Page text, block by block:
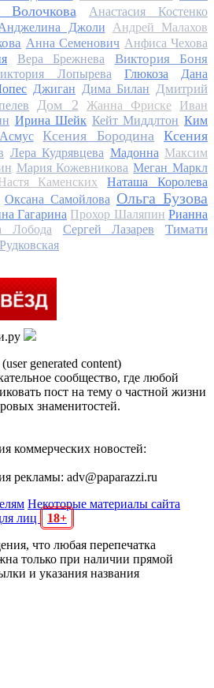
Волочкова Анастасия Костенко
Джоли
Андрей Малахов
Анна Семенович Анфиса Чехова
Вера Брежнева Виктория Боня
Лопырева Глюкоза
Дана
Джиган Дима Билан Дмитрий
Дом 2 Жанна Фриске
Иван
Ирина Шейк Кейт Миддлтон Ким
Ксения Бородина
Ксения
Лера Кудрявцева Мадонна Максим
Мария Кожевникова Меган Маркл
Каменских
Наташа Королева
Оксана Самойлова Ольга Бузова
Гагарина Прохор Шаляпин Рианна
Лобода Сергей Лазарев
Тимати
generated content)
сообщество, где любой
пост на тему о частной жизни
знаменитостей.
коммерческих новостей:
рекламы: adv@paparazzi.ru
Некоторые материалы сайта
лиц
18+
что любая перепечатка
только при наличии прямой
и указания названия